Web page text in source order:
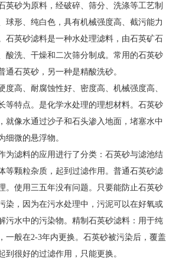
砂为原料，经破碎、筛分、洗涤等工艺制
球形、纯白色，具有机械强度高、截污能力
石英砂滤料是一种水处理滤料，由石英矿石
酸洗、干燥和二次筛分制成。常用的石英砂
通石英砂，另一种是精酸洗砂。
高、耐腐蚀性好、密度高、机械强度高、
等特点。是化学水处理的理想材料。石英砂
就像水通过沙子和石头渗入地面，堵塞水中
细微的悬浮物。
滤料的应用进行了分类：石英砂与滤池结
等颗粒杂质，起到过滤作用。普通石英砂滤
。使用三五年没有问题。只要能防止石英砂
染，因为在污水处理中，污泥可以在好氧或
污水中的污染物。精制石英砂滤料：用于纯
一般在2-3年内更换。石英砂被污染后，覆盖
到很好的过滤作用，只能更换。